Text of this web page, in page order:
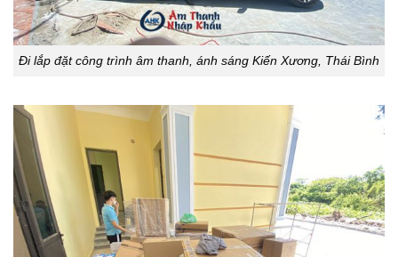
Đi lắp đặt công trình âm thanh, ánh sáng Kiến Xương, Thái Bình